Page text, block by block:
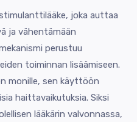
joka auttaa
ja vähentämään
perustuu
toiminnan lisäämiseen.
monille, sen käyttöön
haittavaikutuksia. Siksi
lääkärin valvonnassa,